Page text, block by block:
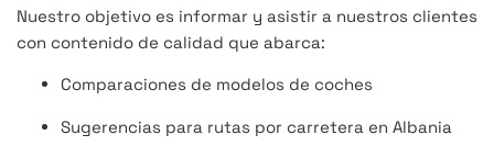
Nuestro objetivo es informar y asistir a nuestros clientes
con contenido de calidad que abarca:
Comparaciones de modelos de coches
Sugerencias para rutas por carretera en Albania